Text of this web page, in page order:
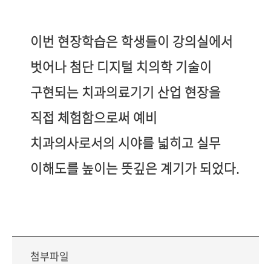
이번 현장학습은 학생들이 강의실에서
벗어나 첨단 디지털 치의학 기술이
구현되는 치과의료기기 산업 현장을
직접 체험함으로써 예비
치과의사로서의 시야를 넓히고 실무
이해도를 높이는 뜻깊은 계기가 되었다.
첨부파일